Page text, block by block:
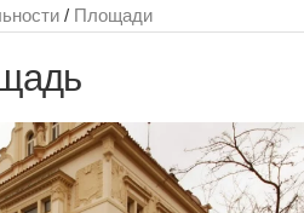
/ Площади